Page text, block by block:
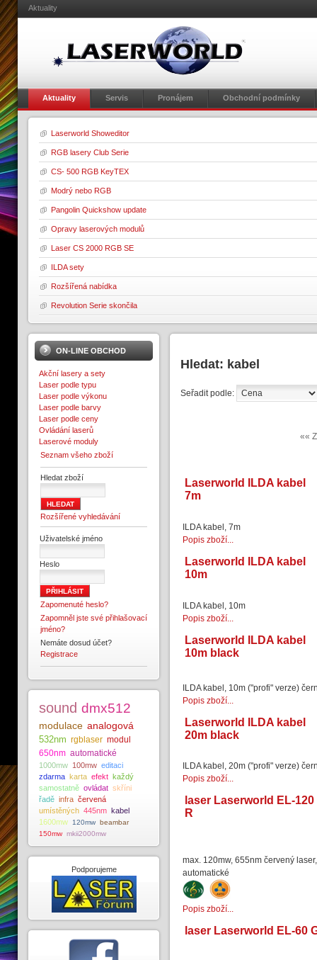
Aktuality
Aktuality Servis Pronájem Obchodní podmínky
Laserworld Showeditor
RGB lasery Club Serie
CS- 500 RGB KeyTEX
Modrý nebo RGB
Pangolin Quickshow update
Opravy laserových modulů
Laser CS 2000 RGB SE
ILDA sety
Rozšířená nabídka
Revolution Serie skončila
Hledat: kabel
Seřadit podle:
««
Laserworld ILDA kabel
7m
ILDA kabel, 7m
Popis zboží...
Laserworld ILDA kabel
10m
ILDA kabel, 10m
Popis zboží...
Laserworld ILDA kabel
10m black
ILDA kabel, 10m ("profi" verze)
Popis zboží...
Laserworld ILDA kabel
20m black
ILDA kabel, 20m ("profi" verze)
Popis zboží...
laser Laserworld EL-120
R
max. 120mw, 655nm červený
automatické
Popis zboží...
laser Laserworld EL-60
ON-LINE OBCHOD
Akční lasery a sety
Laser podle typu
Laser podle výkonu
Laser podle barvy
Laser podle ceny
Ovládání laserů
Laserové moduly
Seznam všeho zboží
Hledat zboží
Rozšířené vyhledávání
Uživatelské jméno
Heslo
Zapomenuté heslo?
Zapomněl jste své přihlašovací
jméno?
Nemáte dosud účet?
Registrace
sound dmx512
modulace analogová
532nm rgblaser modul
650nm automatické
1000mw 100mw editaci
zdarma karta efekt každý
samostatně ovládat skříni
řadě infra červená
umístěných 445nm kabel
1600mw
120mw beambar
150mw mkii2000mw
Podporujeme